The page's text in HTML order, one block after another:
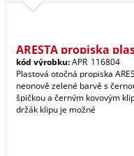
ARESTA propiska
kód výrobku:APR_116804
Plastová otočná propiska
neonově zelené barvě s
špičkou a černým kovovým
držák klipu je možné